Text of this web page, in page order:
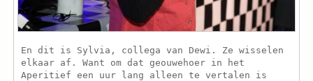
En dit is Sylvia, collega van Dewi. Ze wisselen
elkaar af. Want om dat geouwehoer in het
Aperitief een uur lang alleen te vertalen is